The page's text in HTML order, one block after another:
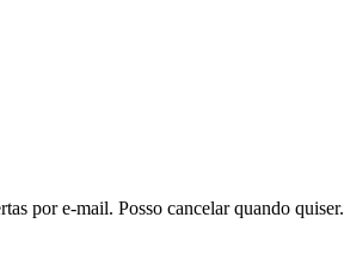
por e-mail. Posso cancelar quando quiser.